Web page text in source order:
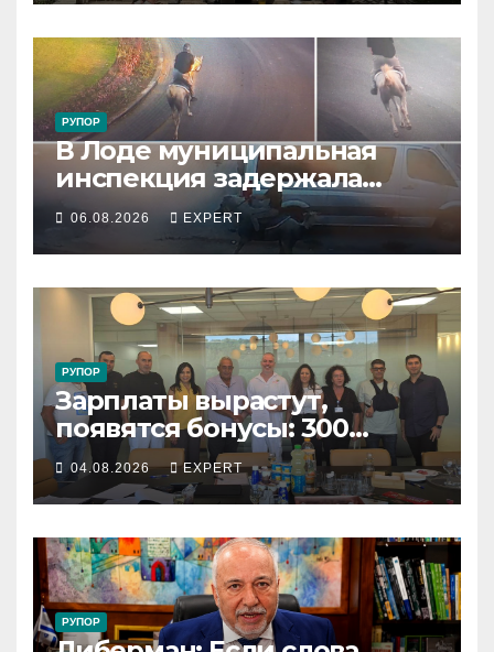
РУПОР
В Лоде муниципальная
инспекция задержала
подростка, устроившего
опасную скачку на лошади
по улицам города
06.08.2026 EXPERT
РУПОР
Зарплаты вырастут,
появятся бонусы: 300
сотрудников «Штраус»
получили новый
коллективный договор
04.08.2026 EXPERT
РУПОР